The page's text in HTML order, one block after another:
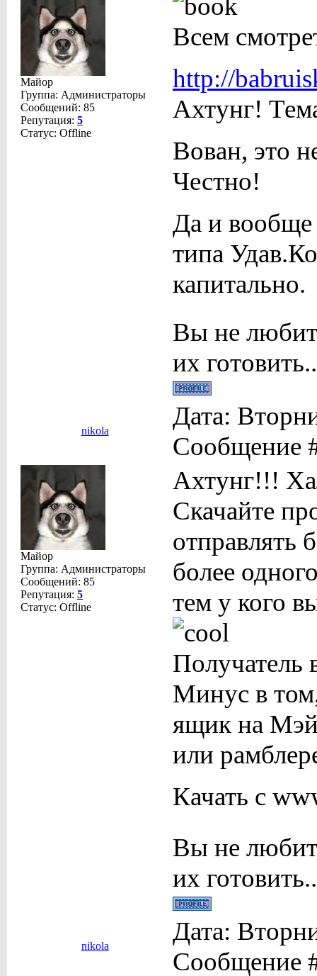
Майор
Группа: Администраторы
Сообщений: 85
Репутация: 5
Статус: Offline
Всем
http://
Ахтунг!
Вован, это
Честно!
Да и вообще
типа
капитально.
Вы не
их готовить..
nikola
Дата:
Сообщение
Майор
Группа: Администраторы
Сообщений: 85
Репутация: 5
Статус: Offline
Ахтунг!!!
Скачайте
отправлять
более
тем у кого
Получатель
Минус в
ящик на
или
Качать с
Вы не
их готовить..
nikola
Дата:
Сообщение